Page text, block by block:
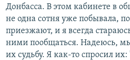
Донбасса. В этом кабинете в
не одна сотня уже побывала,
приезжают, и я всегда
ними пообщаться. Надеюсь,
их судьбу. Я как-то спросил